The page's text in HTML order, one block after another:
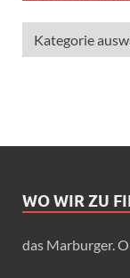
WO WIR ZU
das Marburger.